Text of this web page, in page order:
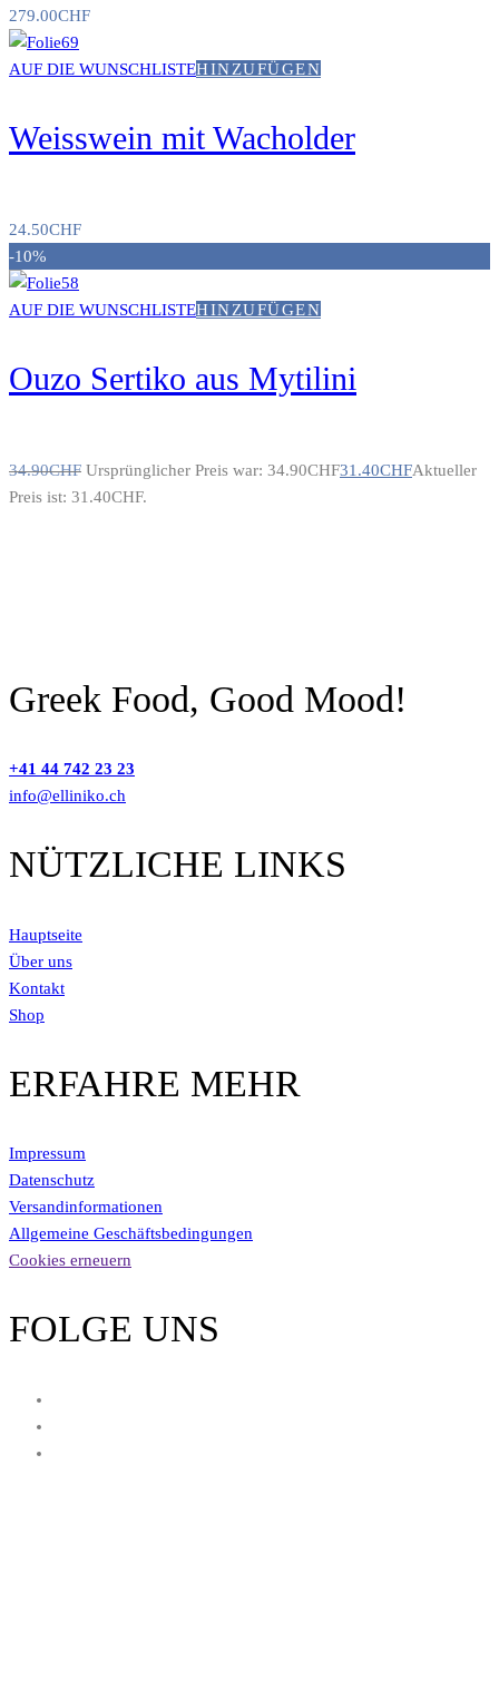
279.00CHF
AUF DIE WUNSCHLISTEHINZUFÜGEN
Weisswein mit Wacholder
24.50CHF
-10%
AUF DIE WUNSCHLISTEHINZUFÜGEN
Ouzo Sertiko aus Mytilini
34.90CHF Ursprünglicher Preis war: 34.90CHF31.40CHFAktueller
Preis ist: 31.40CHF.
Greek Food, Good Mood!
+41 44 742 23 23
info@elliniko.ch
NÜTZLICHE LINKS
Hauptseite
Über uns
Kontakt
Shop
ERFAHRE MEHR
Impressum
Datenschutz
Versandinformationen
Allgemeine Geschäftsbedingungen
Cookies erneuern
FOLGE UNS